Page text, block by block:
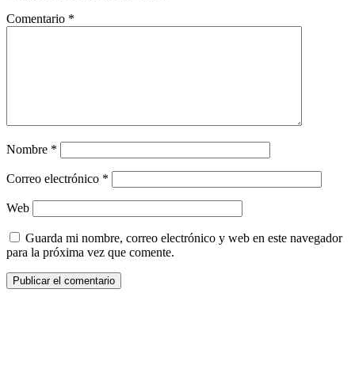
Comentario *
Nombre *
Correo electrónico *
Web
Guarda mi nombre, correo electrónico y web en este navegador
para la próxima vez que comente.